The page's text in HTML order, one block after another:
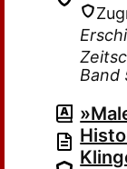
Band